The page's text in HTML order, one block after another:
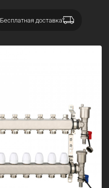
Бесплатная доставка